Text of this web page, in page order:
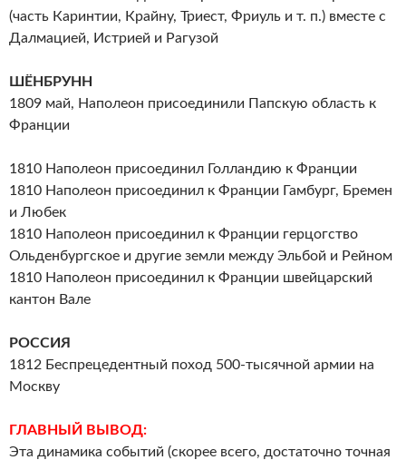
(часть Каринтии, Крайну, Триест, Фриуль и т. п.) вместе с
Далмацией, Истрией и Рагузой
ШЁНБРУНН
1809 май, Наполеон присоединили Папскую область к
Франции
1810 Наполеон присоединил Голландию к Франции
1810 Наполеон присоединил к Франции Гамбург, Бремен
и Любек
1810 Наполеон присоединил к Франции герцогство
Ольденбургское и другие земли между Эльбой и Рейном
1810 Наполеон присоединил к Франции швейцарский
кантон Вале
РОССИЯ
1812 Беспрецедентный поход 500-тысячной армии на
Москву
ГЛАВНЫЙ ВЫВОД:
Эта динамика событий (скорее всего, достаточно точная